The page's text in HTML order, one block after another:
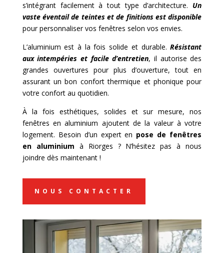
s’intégrant facilement à tout type d’architecture. Un
vaste éventail de teintes et de finitions est disponible
pour personnaliser vos fenêtres selon vos envies.
L’aluminium est à la fois solide et durable.Résistant
aux intempéries et facile d’entretien, il autorise des
grandes ouvertures pour plus d’ouverture, tout en
assurant un bon confort thermique et phonique pour
votre confort au quotidien.
À la fois esthétiques, solides et sur mesure, nos
fenêtres en aluminium ajoutent de la valeur à votre
logement. Besoin d’un expert en pose de fenêtres
en aluminium à Riorges ? N’hésitez pas à nous
joindre dès maintenant !
NOUS CONTACTER